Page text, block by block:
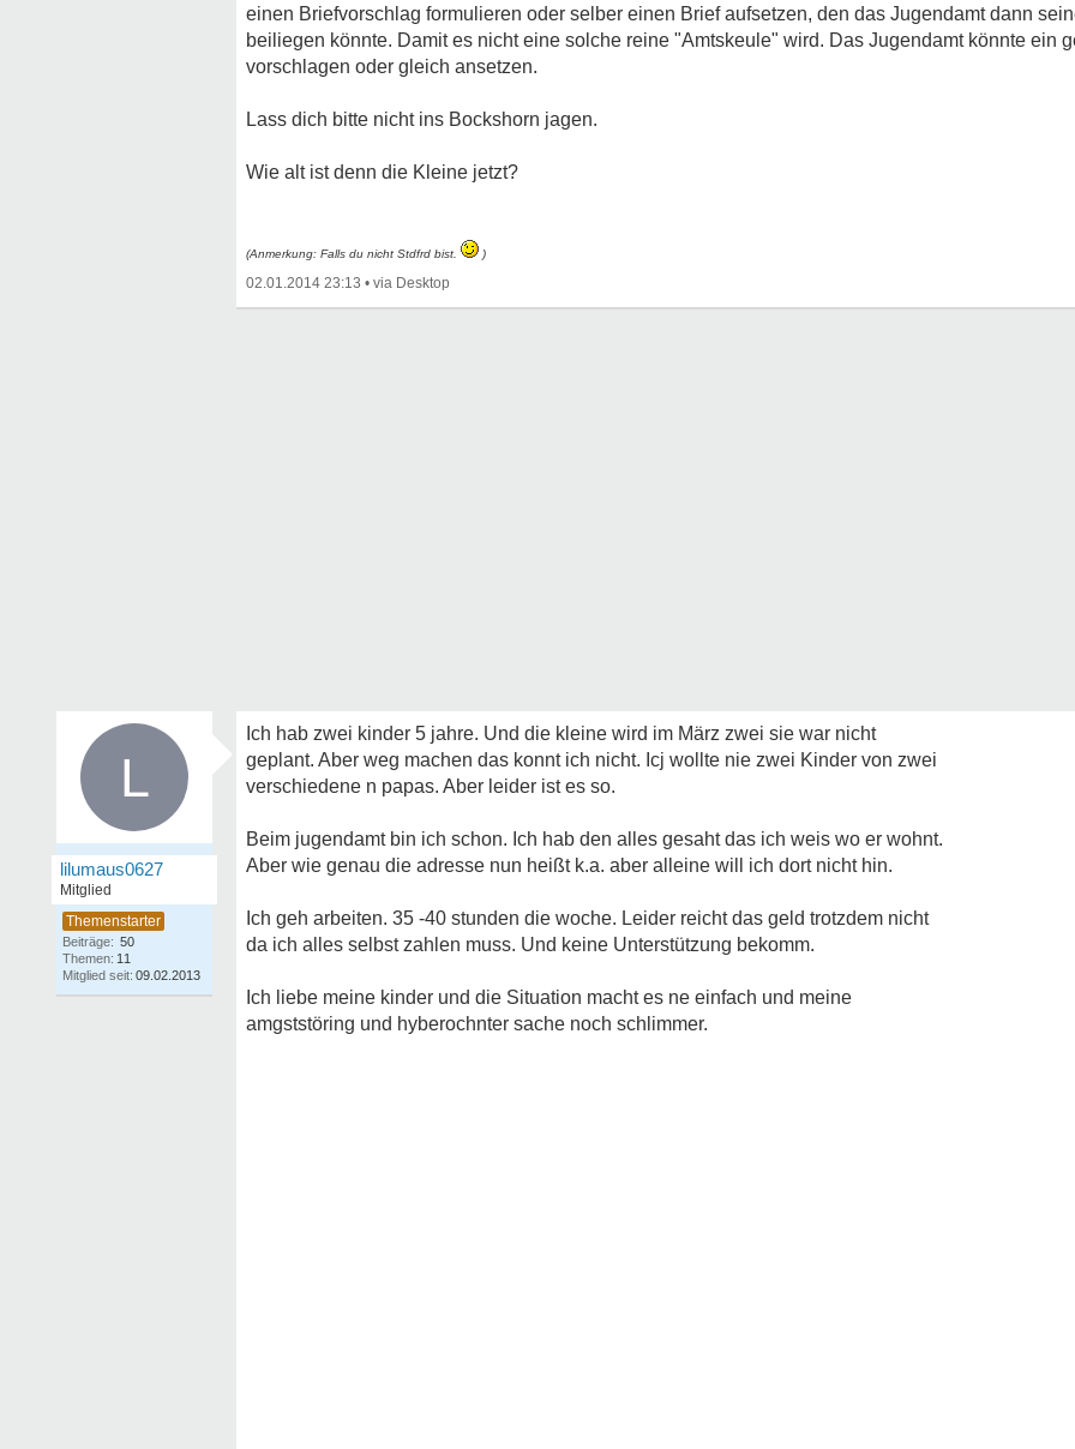
einen Briefvorschlag formulieren oder selber einen Brief aufsetzen, den das Jugendamt dann
beiliegen könnte. Damit es nicht eine solche reine "Amtskeule" wird. Das Jugendamt könnte ein
vorschlagen oder gleich ansetzen.
Lass dich bitte nicht ins Bockshorn jagen.
Wie alt ist denn die Kleine jetzt?
(Anmerkung: Falls du nicht Stdfrd bist. )
02.01.2014 23:13 •
L
lilumaus0627
Mitglied
Beiträge: 50
Themen: 11
Mitglied seit: 09.02.2013
Ich hab zwei kinder 5 jahre. Und die kleine wird im März zwei sie war nicht
geplant. Aber weg machen das konnt ich nicht. Icj wollte nie zwei Kinder von zwei
verschiedene n papas. Aber leider ist es so.
Beim jugendamt bin ich schon. Ich hab den alles gesaht das ich weis wo er wohnt.
Aber wie genau die adresse nun heißt k.a. aber alleine will ich dort nicht hin.
Ich geh arbeiten. 35 -40 stunden die woche. Leider reicht das geld trotzdem nicht
da ich alles selbst zahlen muss. Und keine Unterstützung bekomm.
Ich liebe meine kinder und die Situation macht es ne einfach und meine
amgststöring und hyberochnter sache noch schlimmer.